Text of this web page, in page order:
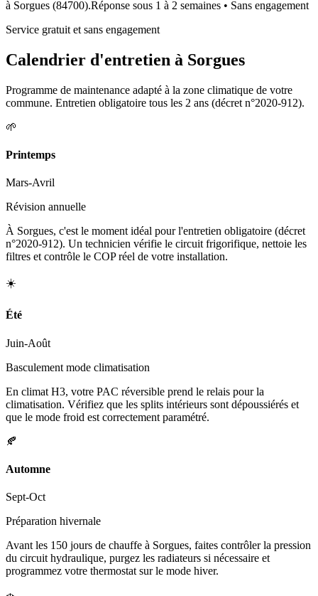
à Sorgues (84700).Réponse sous 1 à 2 semaines • Sans engagement
Service gratuit et sans engagement
Calendrier d'entretien à Sorgues
Programme de maintenance adapté à la zone climatique de votre
commune. Entretien obligatoire tous les 2 ans (décret n°2020-912).
🌱
Printemps
Mars-Avril
Révision annuelle
À Sorgues, c'est le moment idéal pour l'entretien obligatoire (décret
n°2020-912). Un technicien vérifie le circuit frigorifique, nettoie les
filtres et contrôle le COP réel de votre installation.
☀️
Été
Juin-Août
Basculement mode climatisation
En climat H3, votre PAC réversible prend le relais pour la
climatisation. Vérifiez que les splits intérieurs sont dépoussiérés et
que le mode froid est correctement paramétré.
🍂
Automne
Sept-Oct
Préparation hivernale
Avant les 150 jours de chauffe à Sorgues, faites contrôler la pression
du circuit hydraulique, purgez les radiateurs si nécessaire et
programmez votre thermostat sur le mode hiver.